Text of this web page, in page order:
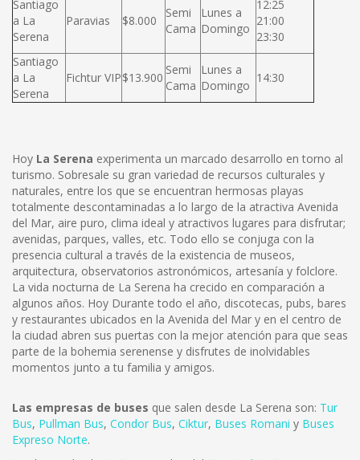
Santiago
a La
Serena
Paravias $8.000
Semi
Cama
Lunes a
Domingo
12:25
21:00
23:30
Santiago
a La
Serena
Fichtur VIP$13.900
Semi
Cama
Lunes a
Domingo
14:30
Hoy La Serena experimenta un marcado desarrollo en torno al
turismo. Sobresale su gran variedad de recursos culturales y
naturales, entre los que se encuentran hermosas playas
totalmente descontaminadas a lo largo de la atractiva Avenida
del Mar, aire puro, clima ideal y atractivos lugares para disfrutar;
avenidas, parques, valles, etc. Todo ello se conjuga con la
presencia cultural a través de la existencia de museos,
arquitectura, observatorios astronómicos, artesanía y folclore.
La vida nocturna de La Serena ha crecido en comparación a
algunos años. Hoy Durante todo el año, discotecas, pubs, bares
y restaurantes ubicados en la Avenida del Mar y en el centro de
la ciudad abren sus puertas con la mejor atención para que seas
parte de la bohemia serenense y disfrutes de inolvidables
momentos junto a tu familia y amigos.
Las empresas de buses que salen desde La Serena son: Tur
Bus, Pullman Bus, Condor Bus, Ciktur, Buses Romani y Buses
Expreso Norte.